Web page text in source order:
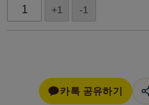
+1 -1
카톡 공유하기